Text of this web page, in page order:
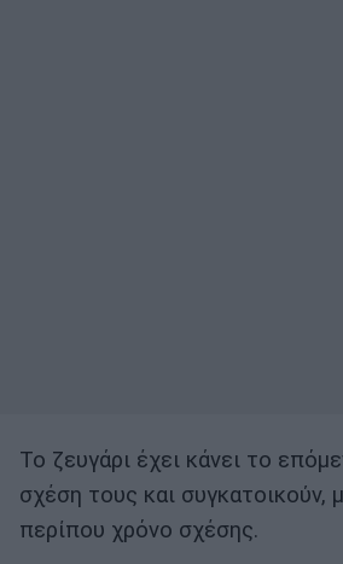
Το ζευγάρι έχει κάνει το
σχέση τους και συγκατοικούν,
περίπου χρόνο σχέσης.